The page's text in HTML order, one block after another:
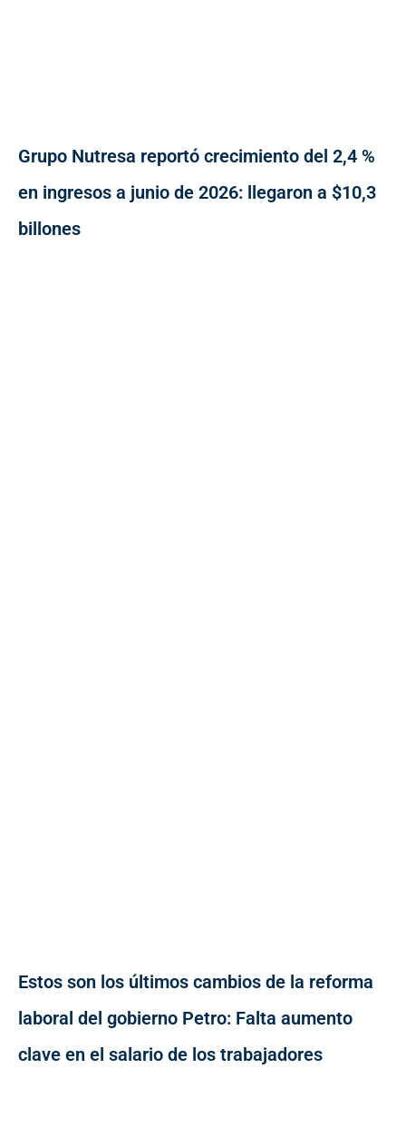
Grupo Nutresa reportó crecimiento del 2,4 %
en ingresos a junio de 2026: llegaron a $10,3
billones
Estos son los últimos cambios de la reforma
laboral del gobierno Petro: Falta aumento
clave en el salario de los trabajadores